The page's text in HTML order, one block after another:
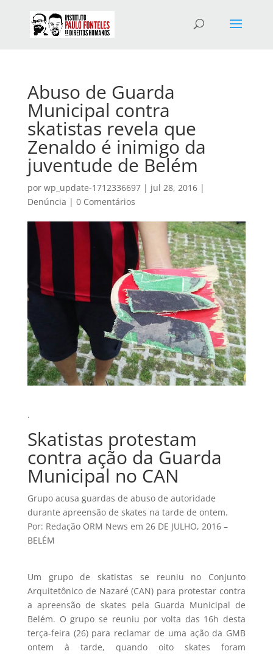
Abuso de Guarda
Municipal contra
skatistas revela que
Zenaldo é inimigo da
juventude de Belém
por wp_update-1712336697| jul 28, 2016|
Denúncia | 0 Comentários
.
Skatistas protestam
contra ação da Guarda
Municipal no CAN
Grupo acusa guardas de abuso de autoridade
durante apreensão de skates na tarde de ontem.
Por: Redação ORM News em 26 DE JULHO, 2016 –
BELÉM
Um grupo de skatistas se reuniu no Conjunto
Arquitetônico de Nazaré (CAN) para protestar contra
a apreensão de skates pela Guarda Municipal de
Belém. O grupo se reuniu por volta das 16h desta
terça-feira (26) para reclamar de uma ação da GMB
ontem à tarde, quando oito skates foram